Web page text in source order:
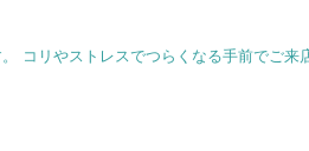
コリやストレスでつらくなる手前でご来